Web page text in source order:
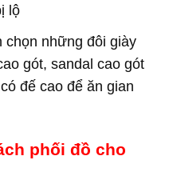
lộ
chọn những đôi giày
gót, sandal cao gót
đế cao để ăn gian
phối đồ cho